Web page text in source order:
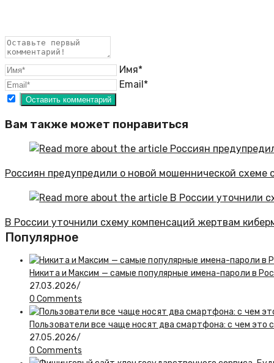
Имя*
Email*
Вам также может понравиться
Россиян предупредили о новой мошеннической схеме
В России уточнили схему компенсаций жертвам
Популярное
Никита и Максим — самые популярные имена-пароли в
27.03.2026/
0 Comments
Пользователи все чаще носят два смартфона: с чем это
27.05.2026/
0 Comments